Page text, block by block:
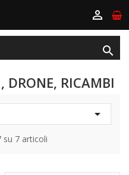


DRONE, RICAMBI

su 7 articoli